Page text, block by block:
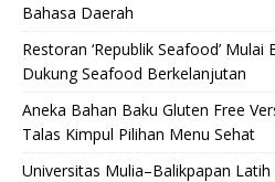
Bahasa Daerah
Restoran ‘Republik Seafood’ Mulai
Dukung Seafood Berkelanjutan
Aneka Bahan Baku Gluten Free
Talas Kimpul Pilihan Menu Sehat
Universitas Mulia–Balikpapan Latih